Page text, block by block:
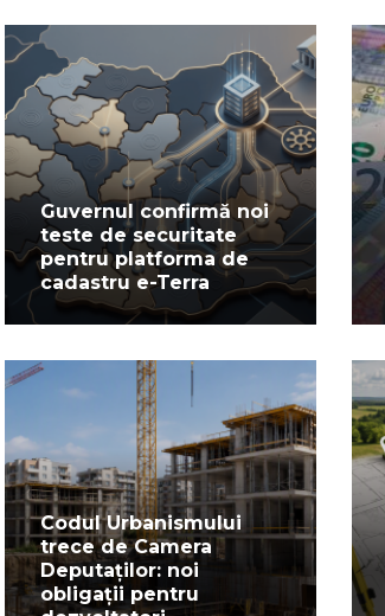
Guvernul confirmă noi
teste de securitate
pentru platforma de
cadastru e-Terra
Codul Urbanismului
trece de Camera
Deputaților: noi
obligații pentru